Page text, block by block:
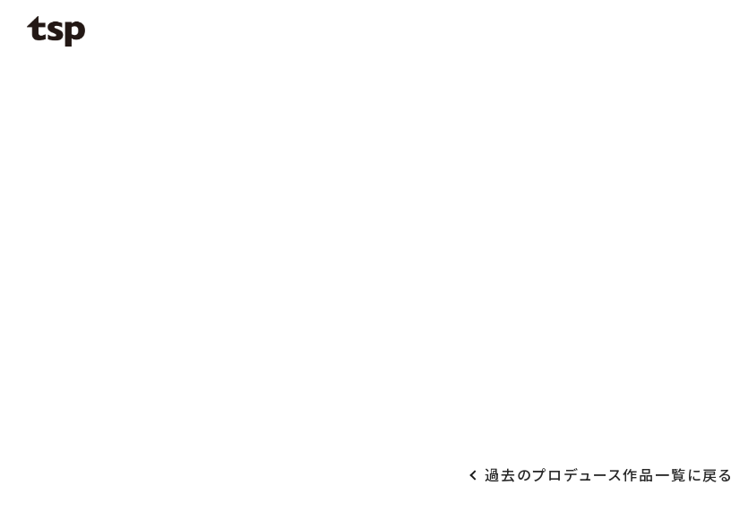
過去のプロデュース作品一覧に戻る